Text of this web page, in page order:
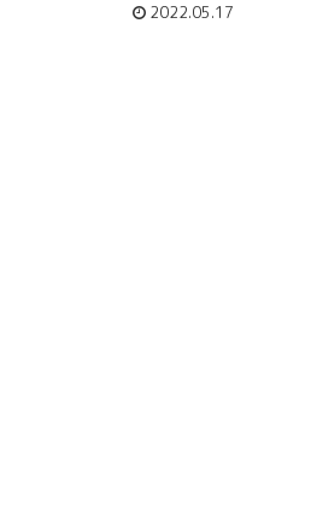
2022.05.17